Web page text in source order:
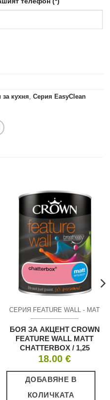
за кухня Серия EasyClean
СЕРИЯ FEATURE WALL - МАТ
БОЯ ЗА АКЦЕНТ CROWN
FEATURE WALL MATT
CHATTERBOX / 1,25
18.00 €
ДОБАВЯНЕ В
КОЛИЧКАТА